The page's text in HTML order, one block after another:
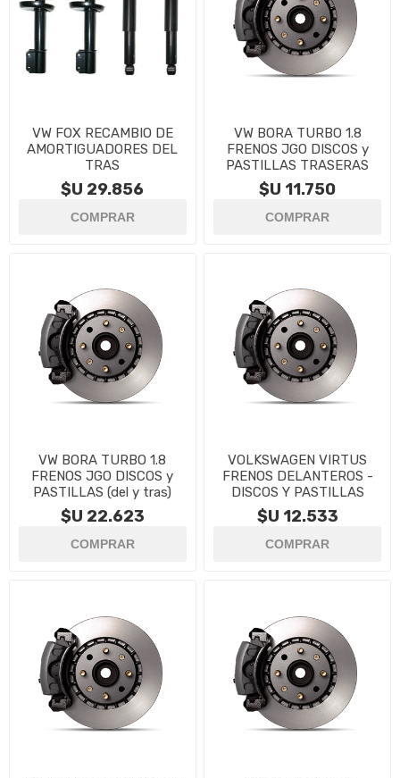
VW FOX RECAMBIO DE
AMORTIGUADORES DEL
TRAS
$U 29.856
VW BORA TURBO 1.8
FRENOS JGO DISCOS y
PASTILLAS TRASERAS
$U 11.750
VW BORA TURBO 1.8
FRENOS JGO DISCOS y
PASTILLAS (del y tras)
$U 22.623
VOLKSWAGEN VIRTUS
FRENOS DELANTEROS -
DISCOS Y PASTILLAS
$U 12.533